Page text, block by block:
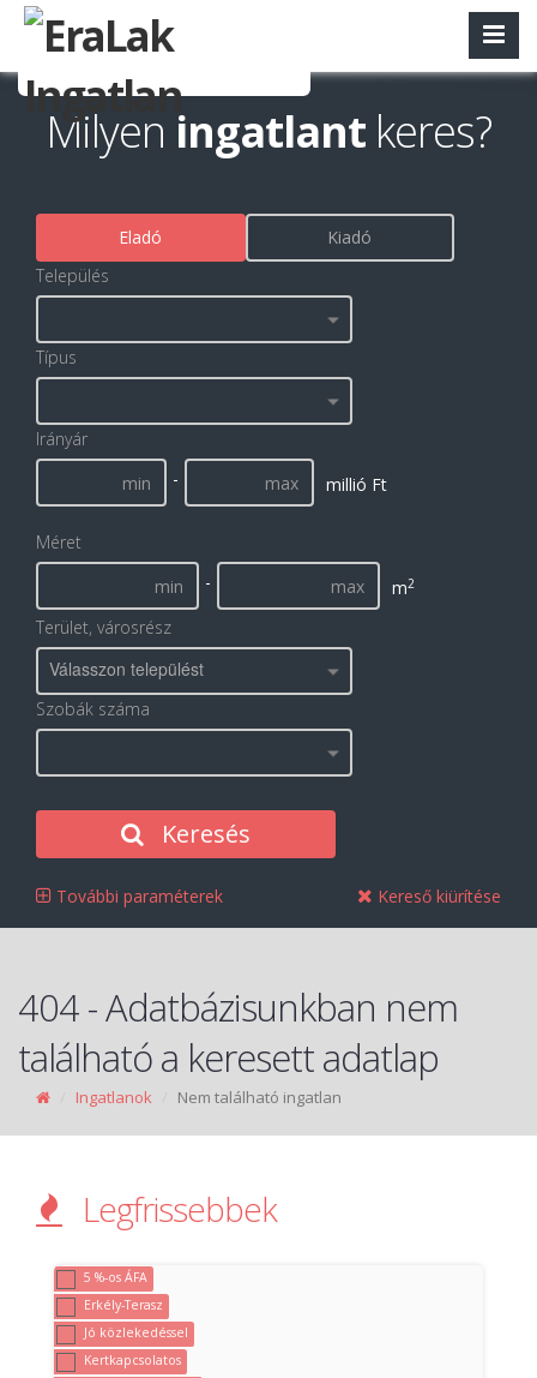
Milyen ingatlant keres?
Eladó
Kiadó
Település
Típus
Irányár
-
millió Ft
Méret
-
m2
Terület, városrész
Válasszon települést
Szobák száma
Keresés
További paraméterek Kereső kiürítése
404 - Adatbázisunkban nem
található a keresett adatlap
Ingatlanok Nem található ingatlan
Legfrissebbek
5 %-os ÁFA
Erkély-Terasz
Jó közlekedéssel
Kertkapcsolatos